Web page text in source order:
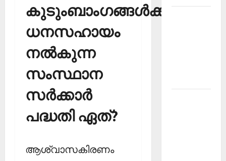
കുടുംബാംഗങ്ങള്‍ക്ക്
ധനസഹായം
നല്‍കുന്ന
സംസ്ഥാന
സര്‍ക്കാര്‍
പദ്ധതി ഏത്?
ആശ്വാസകിരണം